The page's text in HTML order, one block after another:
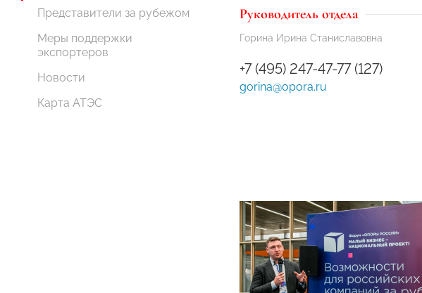
Представители за рубежом
Меры поддержки
экспортеров
Новости
Карта АТЭС
Руководитель отдела
Горина Ирина Станиславовна
+7 (495) 247-47-77 (127)
gorina@opora.ru